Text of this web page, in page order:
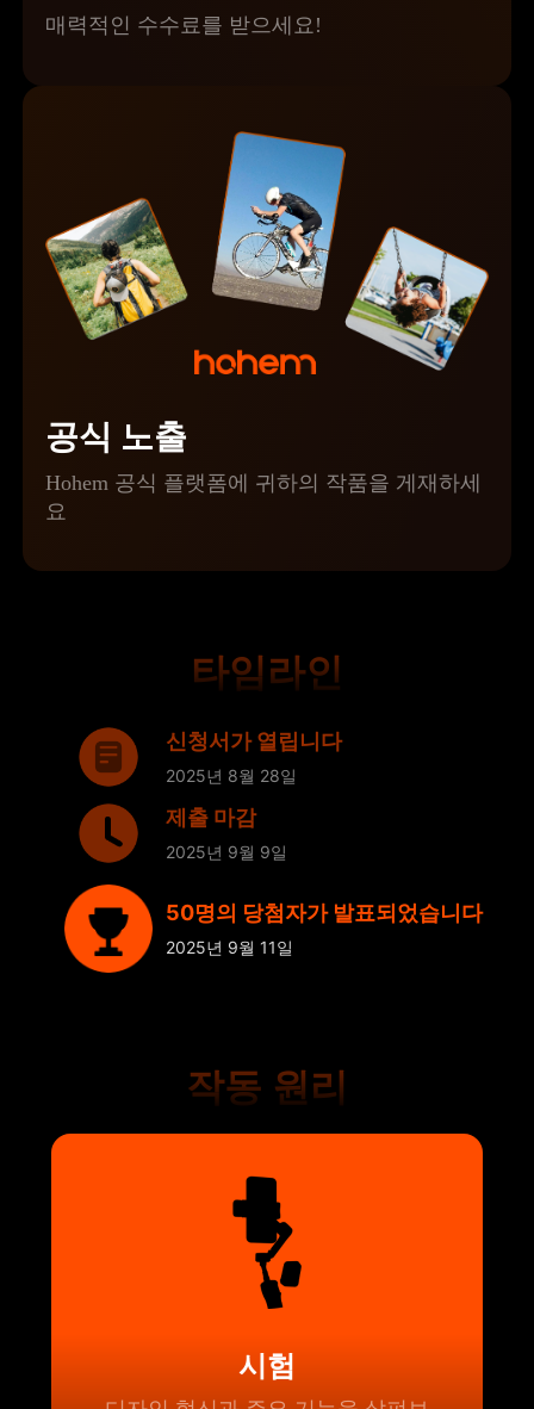
매력적인 수수료를 받으세요!
공식 노출
Hohem 공식 플랫폼에 귀하의 작품을 게재하세
요
타임라인
신청서가 열립니다
2025년 8월 28일
제출 마감
2025년 9월 9일
50명의 당첨자가 발표되었습니다
2025년 9월 11일
작동 원리
시험